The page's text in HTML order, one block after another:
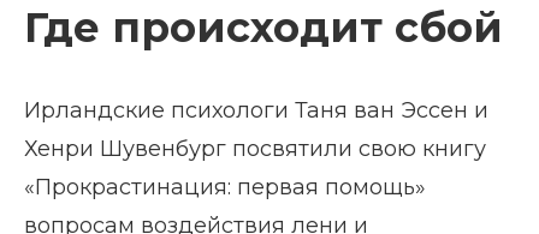
Где происходит сбой
Ирландские психологи Таня ван Эссен и
Хенри Шувенбург посвятили свою книгу
«Прокрастинация: первая помощь»
вопросам воздействия лени и